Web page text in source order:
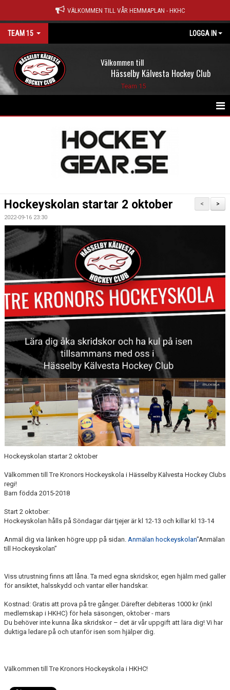
VÄLKOMMEN TILL VÅR HEMMAPLAN - HKHC
TEAM 15 LOGGA IN
Hässelby Kälvesta Hockey Club
Välkommen till
Team 15
TRUPPEN
BILDGALLERI
DOKUMENT
KONTAKT
HKHC HOCKEYSKOLA 22/23
INSTAGRAM T15
>
<
Hockeyskolan startar 2 oktober
2022-09-16 23:30
Hockeyskolan startar 2 oktober
Välkommen till Tre Kronors Hockeyskola i Hässelby Kälvesta Hockey Clubs
regi!
Barn födda 2015-2018
Start 2 oktober:
Hockeyskolan hålls på Söndagar där tjejer är kl 12-13 och killar kl 13-14
Anmäl dig via länken högre upp på sidan. Anmälan hockeyskolan”Anmälan
till Hockeyskolan”
Viss utrustning finns att låna. Ta med egna skridskor, egen hjälm med galler
för ansiktet, halsskydd och vantar eller handskar.
Kostnad: Gratis att prova på tre gånger. Därefter debiteras 1000 kr (inkl
medlemskap i HKHC) för hela säsongen, oktober - mars
Du behöver inte kunna åka skridskor – det är vår uppgift att lära dig! Vi har
duktiga ledare på och utanför isen som hjälper dig.
Välkommen till Tre Kronors Hockeyskola i HKHC!